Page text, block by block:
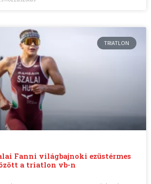
TRIATLON
Fanni világbajnoki ezüstérmes
a triatlon vb-n